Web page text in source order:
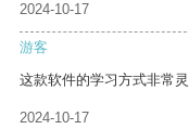
2024-10-17
游客
这款软件的学习方式非常
2024-10-17